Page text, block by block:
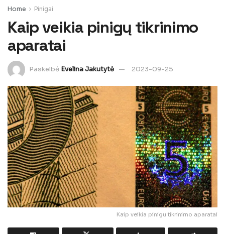
Home Pinigai
Kaip veikia pinigų tikrinimo
aparatai
Paskelbė Evelina Jakutytė 2023-09-25
Kaip veikia pinigu tikrinimo aparatai